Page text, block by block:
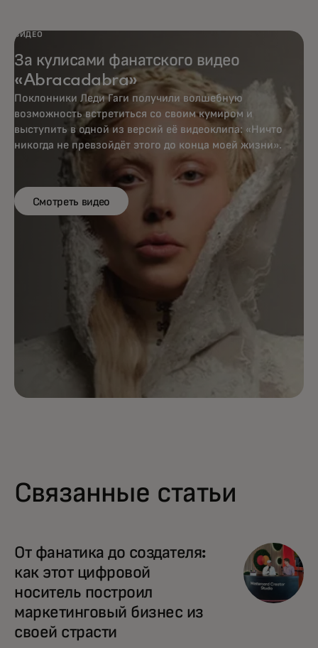
ВИДЕО
За кулисами фанатского видео
«Abracadabra»
Поклонники Леди Гаги получили волшебную
возможность встретиться со своим кумиром и
выступить в одной из версий её видеоклипа: «Ничто
никогда не превзойдёт этого до конца моей жизни».
Смотреть видео
Связанные статьи
От фанатика до создателя:
как этот цифровой
носитель построил
маркетинговый бизнес из
своей страсти
opens in a new tab